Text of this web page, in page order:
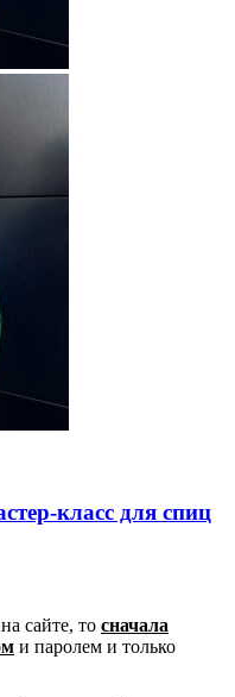
класс для спиц
на сайте, то сначала
и паролем и только